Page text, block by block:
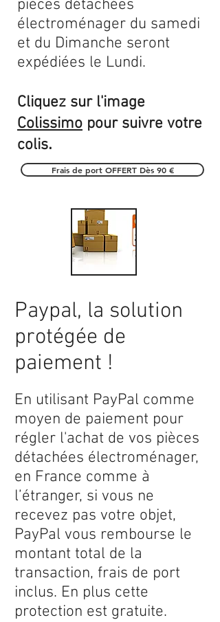
pièces détachées
électroménager du samedi
et du Dimanche seront
expédiées le Lundi.
Cliquez sur l'image
Colissimo pour suivre votre
colis.
Frais de port OFFERT Dès 90 €
Paypal, la solution
protégée de
paiement !
En utilisant PayPal comme
moyen de paiement pour
régler l'achat de vos pièces
détachées électroménager,
en France comme à
l’étranger, si vous ne
recevez pas votre objet,
PayPal vous rembourse le
montant total de la
transaction, frais de port
inclus. En plus cette
protection est gratuite.